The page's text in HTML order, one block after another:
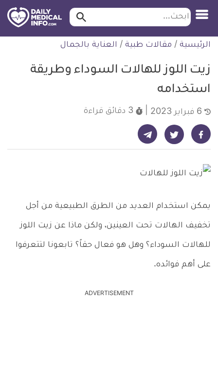
التخطي
للمحتوى
طبية
ابحث ابحث…
الرئيسية / مقالات طبية / العناية بالجمال
زيت اللوز للهالات السوداء وطريقة
استخدامه
3 دقائق قراءة
شارك على فيسبوك - ديلي ميديكال انفو شارك على تويتر - ديلي ميديكال انفو شارك على تيليجرام - ديلي ميديكال انفو
يمكن استخدام العديد من الطرق الطبيعية من أجل
تخفيف الهالات تحت العينين، ولكن ماذا عن زيت اللوز
للهالات السوداء؟ وهل هو فعال حقاً؟ تابعونا لتتعرفوا
على أهم فوائده.
ADVERTISEMENT